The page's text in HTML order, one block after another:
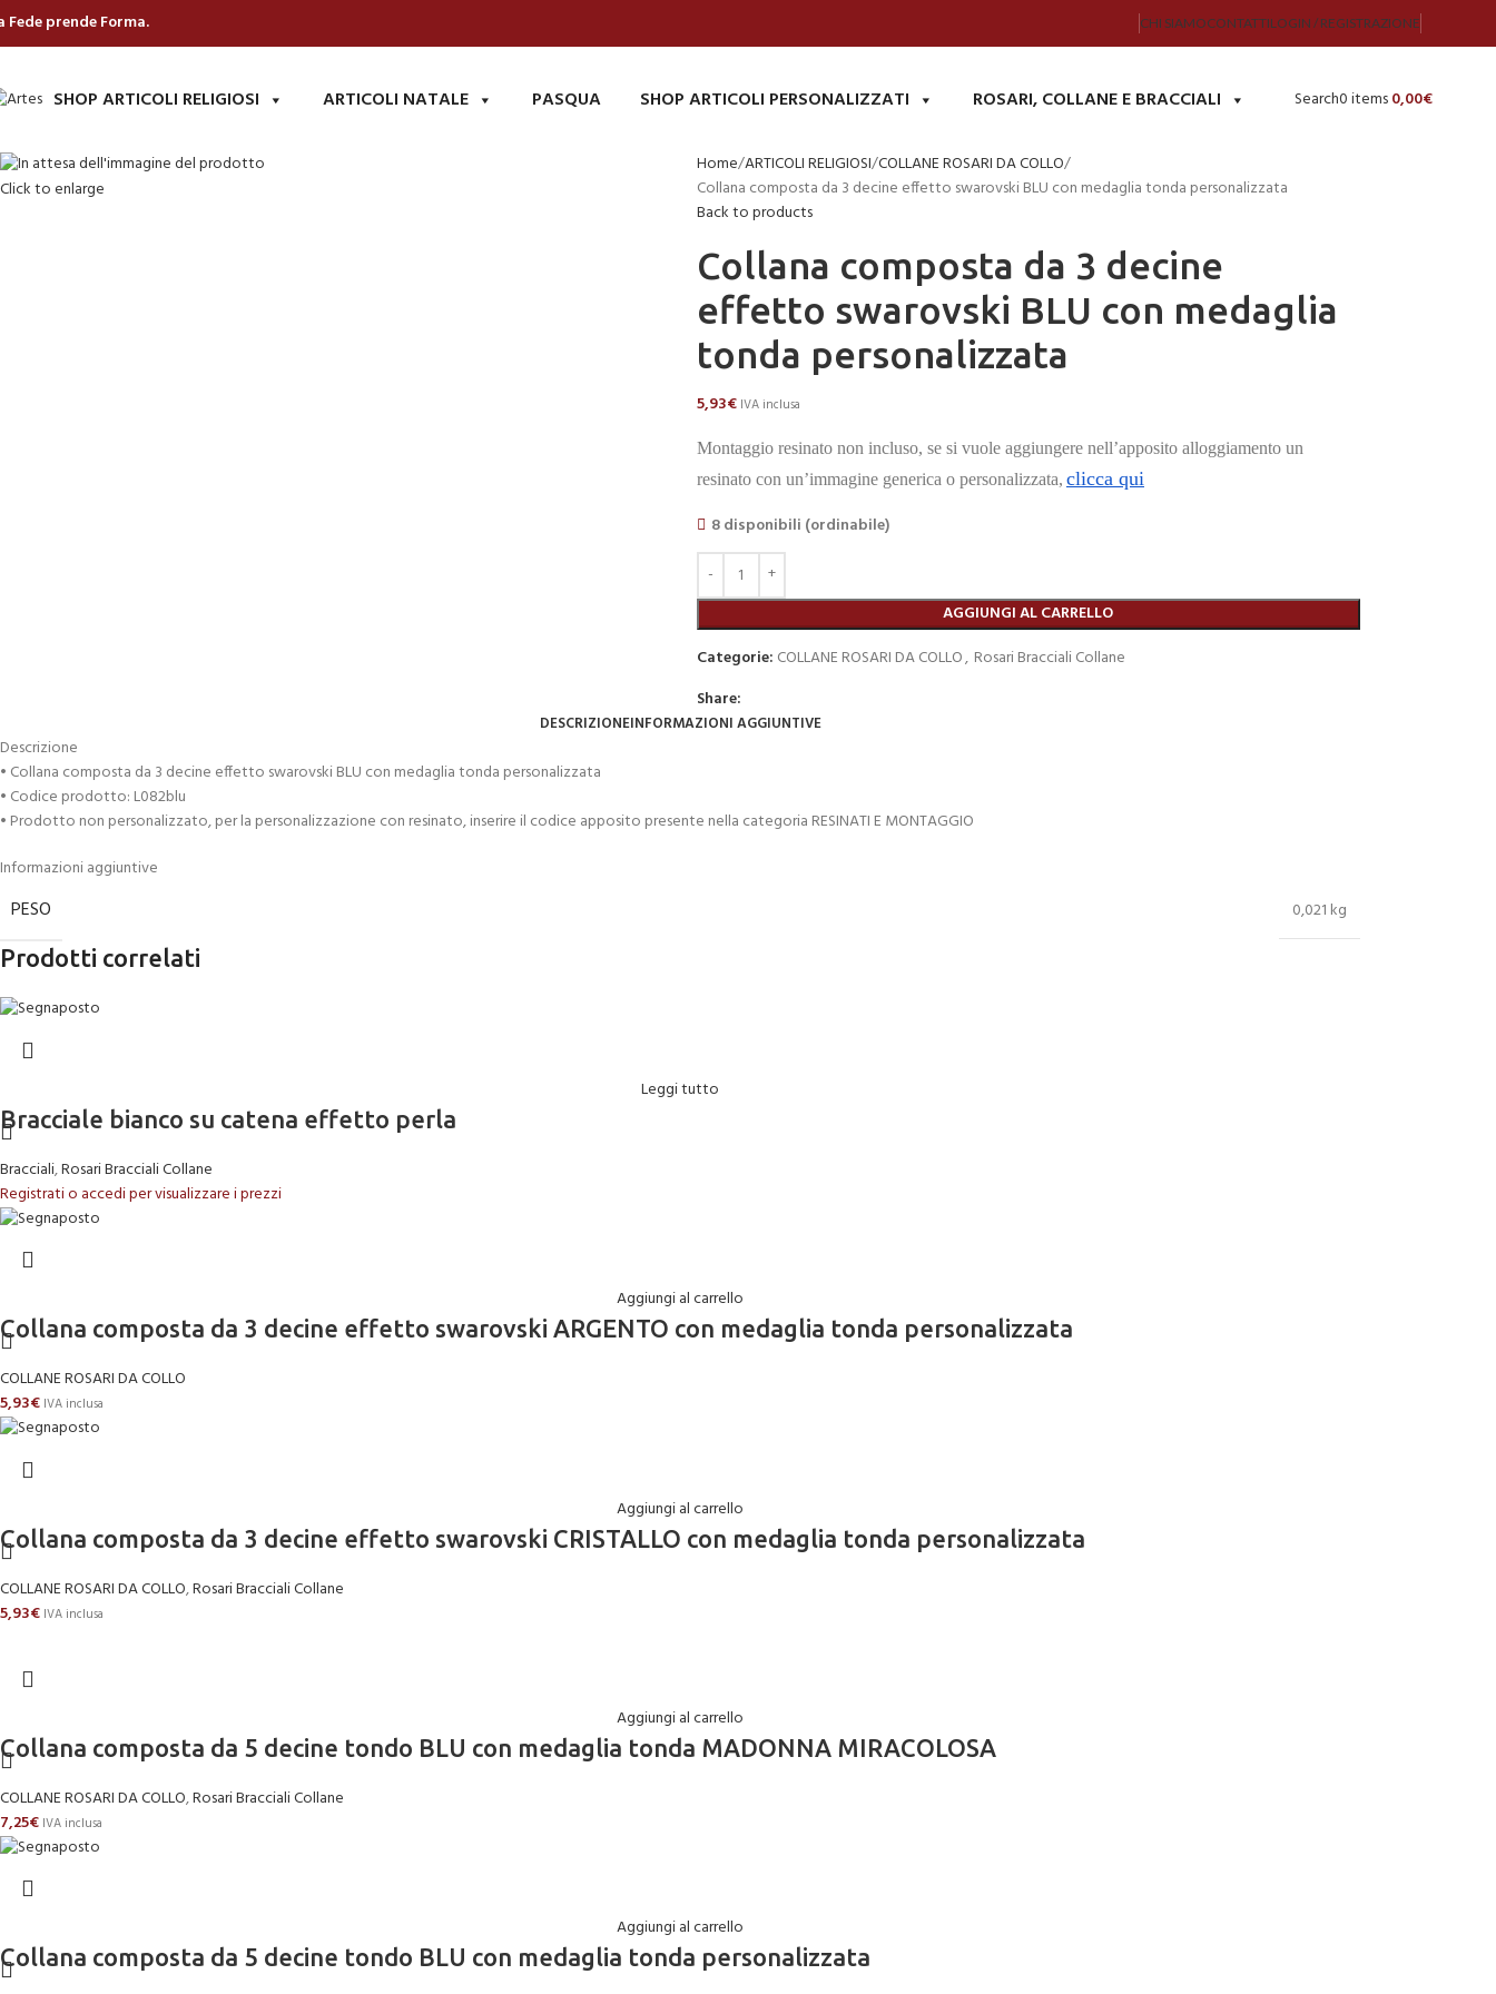
Fede prende Forma. CHI SIAMOCONTATTILOGIN / REGISTRAZIONE
SHOP ARTICOLI RELIGIOSI ARTICOLI NATALE PASQUA SHOP ARTICOLI PERSONALIZZATI ROSARI, COLLANE E BRACCIALI Search0items0,00€
Click to enlarge
Home ARTICOLI RELIGIOSI COLLANE ROSARI DA COLLO
Collana composta da 3 decine effetto swarovski BLU con medaglia tonda personalizzata
Back to products
Collana composta da 3 decine
effetto swarovski BLU con medaglia
tonda personalizzata
5,93€ IVA inclusa
Montaggio resinato non incluso, se si vuole aggiungere nell’apposito alloggiamento un
resinato con un’immagine generica o personalizzata, clicca qui
8 disponibili (ordinabile)
AGGIUNGI AL CARRELLO
Categorie: COLLANE ROSARI DA COLLO, Rosari Bracciali Collane
Share:
DESCRIZIONEINFORMAZIONI AGGIUNTIVE
Descrizione
• Collana composta da 3 decine effetto swarovski BLU con medaglia tonda personalizzata
• Codice prodotto: L082blu
• Prodotto non personalizzato, per la personalizzazione con resinato, inserire il codice apposito presente nella categoria RESINATI E MONTAGGIO
Informazioni aggiuntive
PESO 0,021 kg
Prodotti correlati
Leggi tutto
Bracciale bianco su catena effetto perla
Bracciali,Rosari Bracciali Collane
Registrati o accedi per visualizzare i prezzi
Aggiungi al carrello
Collana composta da 3 decine effetto swarovski ARGENTO con medaglia tonda personalizzata
COLLANE ROSARI DA COLLO
5,93€ IVA inclusa
Aggiungi al carrello
Collana composta da 3 decine effetto swarovski CRISTALLO con medaglia tonda personalizzata
COLLANE ROSARI DA COLLO,Rosari Bracciali Collane
5,93€ IVA inclusa
Aggiungi al carrello
Collana composta da 5 decine tondo BLU con medaglia tonda MADONNA MIRACOLOSA
COLLANE ROSARI DA COLLO,Rosari Bracciali Collane
7,25€ IVA inclusa
Aggiungi al carrello
Collana composta da 5 decine tondo BLU con medaglia tonda personalizzata